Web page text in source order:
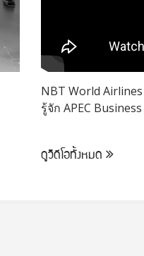
NBT World
รู้จัก APEC
ดูวิดีโอทั้งหมด